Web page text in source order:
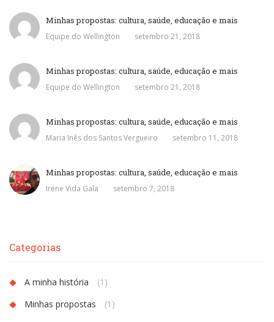
Minhas propostas: cultura, saúde, educação e mais
Equipe do Wellington setembro 21, 2018
Minhas propostas: cultura, saúde, educação e mais
Equipe do Wellington setembro 21, 2018
Minhas propostas: cultura, saúde, educação e mais
Maria Inês dos Santos Vergueiro setembro 11, 2018
Minhas propostas: cultura, saúde, educação e mais
Irene Vida Gala setembro 7, 2018
Categorias
A minha história
(1)
Minhas propostas
(1)